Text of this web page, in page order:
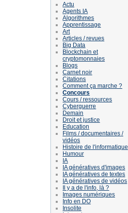
Actu
Agents IA
Algorithmes
Apprentissage
Art
Articles / revues
Big Data
Blockchain et
cryptomonnaies
Blogs
Carnet noir
Citations
Comment ça marche ?
Concours
Cours / ressources
Cyberguerre
Demain
Droit et justice
Education
Films / documentaires /
vidéos
Histoire de l'informatique
Humour
IA
IA génératives d'images
IA génératives de textes
IA génératives de vidéos
Il y a de l'info, là ?
Images numériques
Info en DO
Insolite